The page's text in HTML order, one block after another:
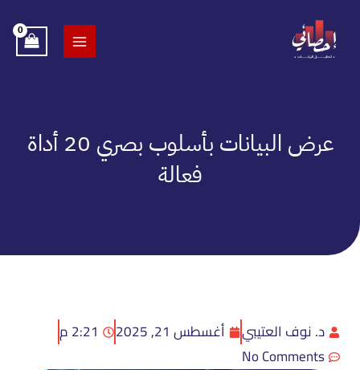
المحتوى
عرض البيانات بأسلوب بصري 20 أداة
فعالة
د. نوف العتيبي أغسطس 21, 2025
2:21 م
No Comments